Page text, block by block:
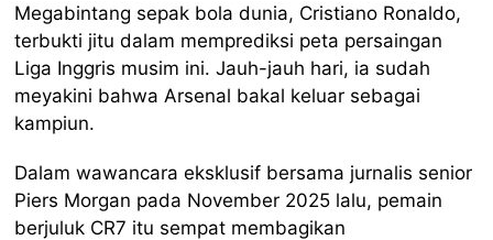
Megabintang sepak bola dunia, Cristiano Ronaldo,
terbukti jitu dalam memprediksi peta persaingan
Liga Inggris musim ini. Jauh-jauh hari, ia sudah
meyakini bahwa Arsenal bakal keluar sebagai
kampiun.
Dalam wawancara eksklusif bersama jurnalis senior
Piers Morgan pada November 2025 lalu, pemain
berjuluk CR7 itu sempat membagikan